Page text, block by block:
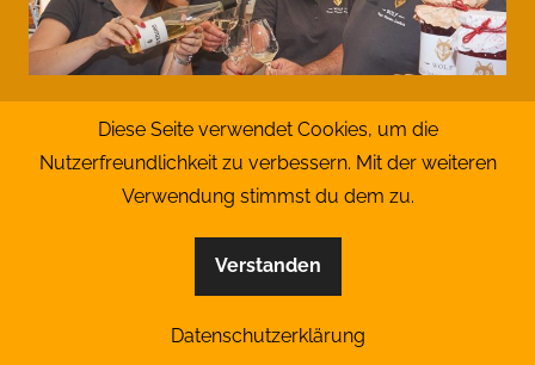
Diese Seite verwendet Cookies, um die
Nutzerfreundlichkeit zu verbessern. Mit der weiteren
Verwendung stimmst du dem zu.
Verstanden
Datenschutzerklärung